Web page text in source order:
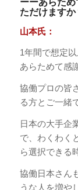
ただけますか
山本氏：
1年間で想定
あらためて感
協働プロの皆
る方とご一緒
日本の大手企
で、わくわく
ら選択できる
協働日本さん
うな人を増や